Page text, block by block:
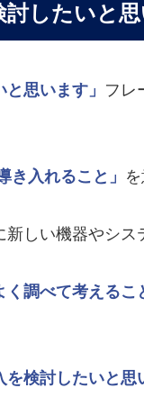
討したいと
思います」 フレ
き入れること」
しい機器やシス
く調べて考えるこ
を検討したいと思